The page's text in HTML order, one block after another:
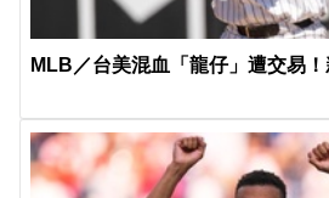
MLB／台美混血「龍仔」遭交易